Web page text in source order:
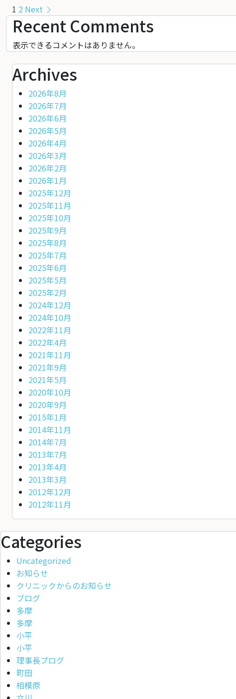
投
稿
の
ペ
ー
ジ
送
り
1 2 Next
Recent Comments
表示できるコメントはありません。
Archives
2026年8月
2026年7月
2026年6月
2026年5月
2026年4月
2026年3月
2026年2月
2026年1月
2025年12月
2025年11月
2025年10月
2025年9月
2025年8月
2025年7月
2025年6月
2025年5月
2025年2月
2024年12月
2024年10月
2022年11月
2022年4月
2021年11月
2021年9月
2021年5月
2020年10月
2020年9月
2015年1月
2014年11月
2014年7月
2013年7月
2013年4月
2013年3月
2012年12月
2012年11月
Categories
Uncategorized
お知らせ
クリニックからのお知らせ
ブログ
多摩
多摩
小平
小平
理事長ブログ
町田
相模原